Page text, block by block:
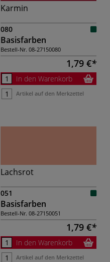
Karmin
080
Basisfarben
Bestell-Nr. 08-27150080
1,79 €
In den Warenkorb
Artikel auf den Merkzettel
Lachsrot
051
Basisfarben
Bestell-Nr. 08-27150051
1,79 €
In den Warenkorb
Artikel auf den Merkzettel